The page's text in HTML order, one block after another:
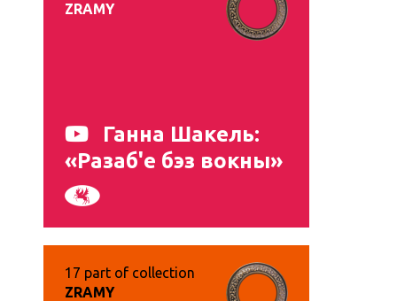
ZRAMY
Ганна Шакель:
«Разаб'е бэз вокны»
17 part of collection
ZRAMY